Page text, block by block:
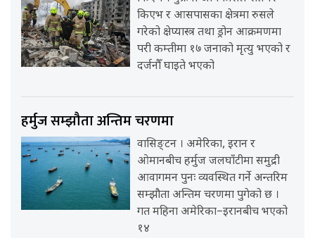
किएभ र आसपासका क्षेत्रमा रुसले
गरेको क्षेप्यास्त्र तथा ड्रोन आक्रमणमा
परी कम्तीमा १७ जनाको मृत्यु भएको र
दर्जनौँ घाइते भएको
हर्मुज सम्झौता अन्तिम चरणमा
वासिङ्टन । अमेरिका, इरान र
ओमानबीच हर्मुज जलघाँटीमा समुद्री
आवागमन पुनः व्यवस्थित गर्ने अन्तरिम
सम्झौता अन्तिम चरणमा पुगेको छ ।
गत महिना अमेरिका–इरानबीच भएको
१४